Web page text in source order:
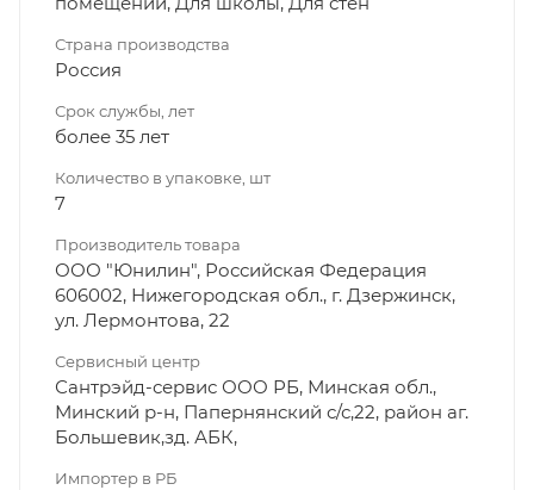
Страна производства
Россия
Срок службы, лет
более 35 лет
Количество в упаковке, шт
7
Производитель товара
ООО "Юнилин", Российская Федерация
606002, Нижегородская обл., г. Дзержинск,
ул. Лермонтова, 22
Сервисный центр
Сантрэйд-сервис ООО РБ, Минская обл.,
Минский р-н, Папернянский с/с,22, район аг.
Большевик,зд. АБК,
Импортер в РБ